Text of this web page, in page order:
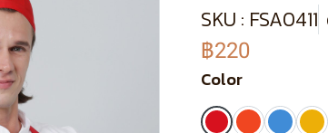
SKU : FSA0411
฿220
Color